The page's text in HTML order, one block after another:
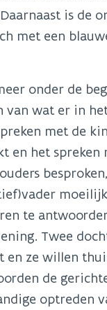
is de
met een
onder de
van wat er in
met de
en het spreken
te
Twee
en ze willen
de
optreden